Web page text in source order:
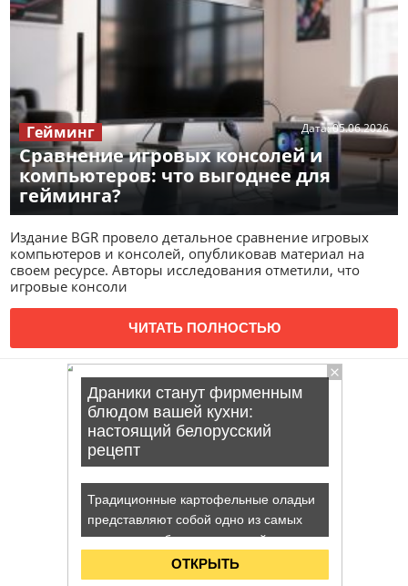
Сравнение игровых консолей и
компьютеров: что выгоднее для
гейминга?
Дата:05.06.2026
Гейминг
Издание BGR провело детальное сравнение игровых
компьютеров и консолей, опубликовав материал на
своем ресурсе. Авторы исследования отметили, что
игровые консоли
ЧИТАТЬ ПОЛНОСТЬЮ